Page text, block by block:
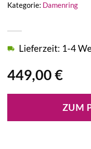
449,00 €
Lieferzeit: 1-4
ZUM
Kategorie: Damenring